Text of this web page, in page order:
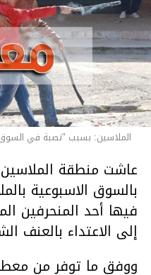
الملاسين: بسبب "نصبة في
عاشت منطقة
بالسوق الاسبوعية
فيها أحد المنحرفين
إلى الاعتداء
ووفق ما توفر من